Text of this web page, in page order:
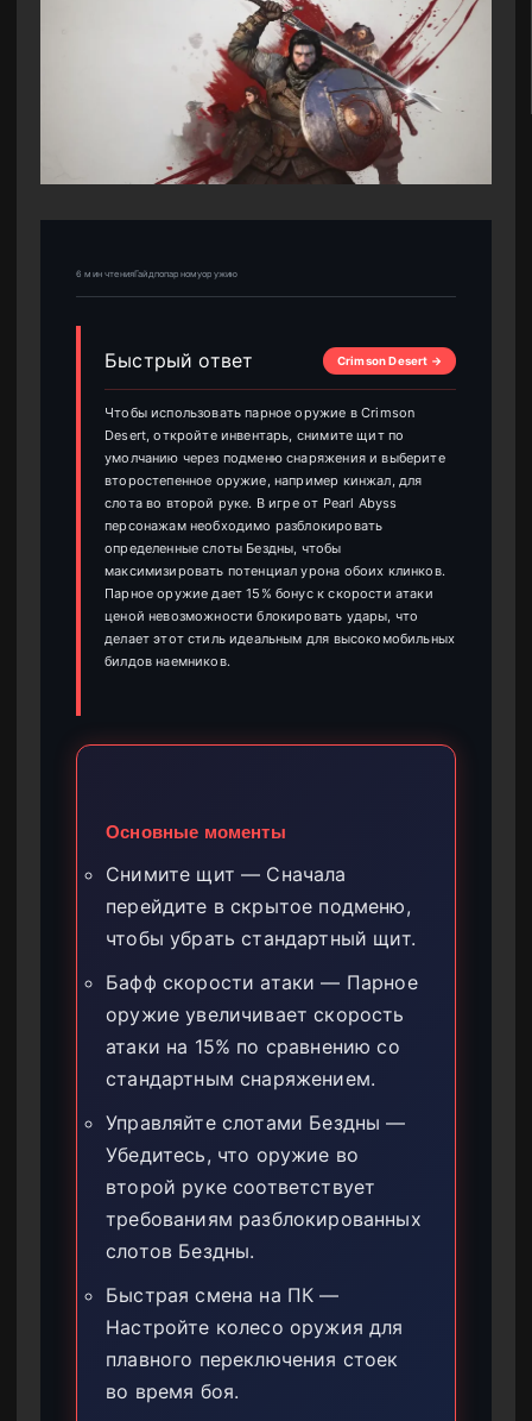
6 мин чтенияГайдпопарномуоружию
Быстрый ответ Crimson Desert →
Чтобы использовать парное оружие в Crimson
Desert, откройте инвентарь, снимите щит по
умолчанию через подменю снаряжения и выберите
второстепенное оружие, например кинжал, для
слота во второй руке. В игре от Pearl Abyss
персонажам необходимо разблокировать
определенные слоты Бездны, чтобы
максимизировать потенциал урона обоих клинков.
Парное оружие дает 15% бонус к скорости атаки
ценой невозможности блокировать удары, что
делает этот стиль идеальным для высокомобильных
билдов наемников.
Основные моменты
Снимите щит — Сначала
перейдите в скрытое подменю,
чтобы убрать стандартный щит.
Бафф скорости атаки — Парное
оружие увеличивает скорость
атаки на 15% по сравнению со
стандартным снаряжением.
Управляйте слотами Бездны —
Убедитесь, что оружие во
второй руке соответствует
требованиям разблокированных
слотов Бездны.
Быстрая смена на ПК —
Настройте колесо оружия для
плавного переключения стоек
во время боя.